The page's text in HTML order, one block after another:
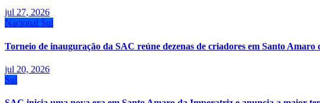
jul 27, 2026
Nacional Sul
Torneio de inauguração da SAC reúne dezenas de criadores em Santo
jul 20, 2026
Sul